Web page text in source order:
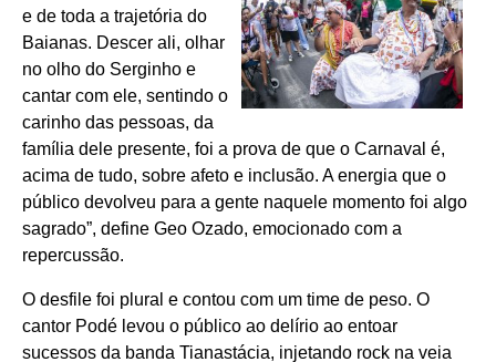
e de toda a trajetória do
Baianas. Descer ali, olhar
no olho do Serginho e
cantar com ele, sentindo o
carinho das pessoas, da
família dele presente, foi a prova de que o Carnaval é,
acima de tudo, sobre afeto e inclusão. A energia que o
público devolveu para a gente naquele momento foi algo
sagrado”, define Geo Ozado, emocionado com a
repercussão.
O desfile foi plural e contou com um time de peso. O
cantor Podé levou o público ao delírio ao entoar
sucessos da banda Tianastácia, injetando rock na veia